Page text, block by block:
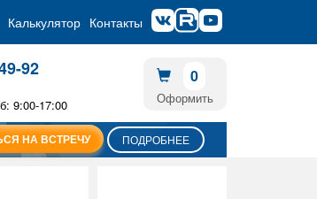
Калькулятор Контакты
92
9:00-17:00
0
Оформить
НА ВСТРЕЧУ ПОДРОБНЕЕ